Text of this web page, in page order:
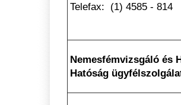
Telefax: (1) 4585 - 814
Nemesfémvizsgáló és
Hatóság